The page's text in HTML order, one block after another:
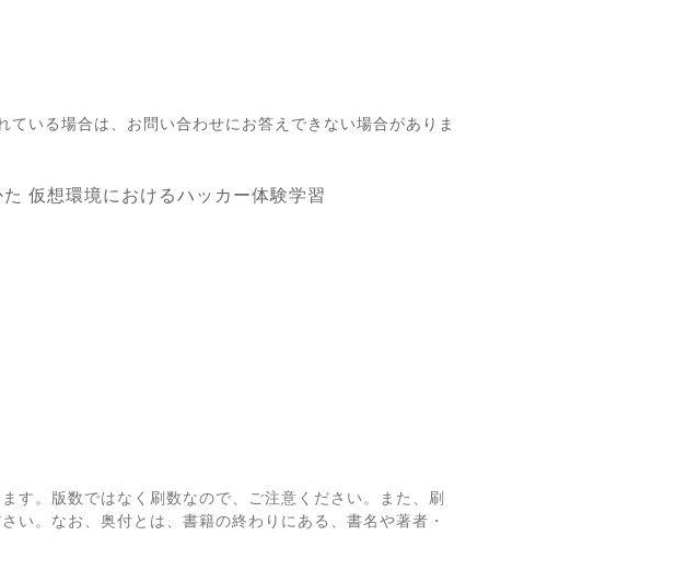
いる場合は、お問い合わせにお答えできない場合がありま
仮想環境におけるハッカー体験学習
す。版数ではなく刷数なので、ご注意ください。また、刷
い。なお、奥付とは、書籍の終わりにある、書名や著者・